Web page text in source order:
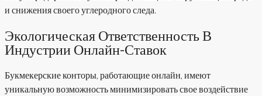
и снижения своего углеродного следа.
Экологическая Ответственность В
Индустрии Онлайн-Ставок
Букмекерские конторы, работающие онлайн, имеют
уникальную возможность минимизировать свое воздействие